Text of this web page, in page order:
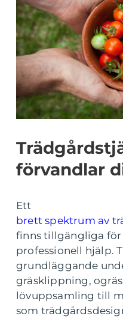
förvandlar
Ett
brett spektrum av
finns tillgängliga för
professionell hjälp.
grundläggande
gräsklippning,
lövuppsamling till
som